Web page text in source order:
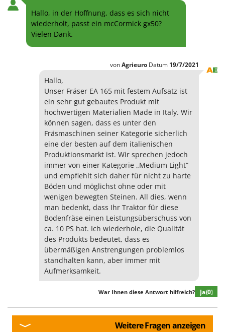
Hallo, in der Hoffnung, dass es sich nicht
wiederholt, passt ein mcCormick gx50?
Vielen Dank.
vonAgrieuro Datum 19/7/2021
Hallo,
Unser Fräser EA 165 mit festem Aufsatz ist
ein sehr gut gebautes Produkt mit
hochwertigen Materialien Made in Italy. Wir
können sagen, dass es unter den
Fräsmaschinen seiner Kategorie sicherlich
eine der besten auf dem italienischen
Produktionsmarkt ist. Wir sprechen jedoch
immer von einer Kategorie „Medium Light“
und empfiehlt sich daher für nicht zu harte
Böden und möglichst ohne oder mit
wenigen bewegten Steinen. All dies, wenn
man bedenkt, dass Ihr Traktor für diese
Bodenfräse einen Leistungsüberschuss von
ca. 10 PS hat. Ich wiederhole, die Qualität
des Produkts bedeutet, dass es
übermäßigen Anstrengungen problemlos
standhalten kann, aber immer mit
Aufmerksamkeit.
War Ihnen diese Antwort hilfreich? Ja(0)
Weitere Fragen anzeigen